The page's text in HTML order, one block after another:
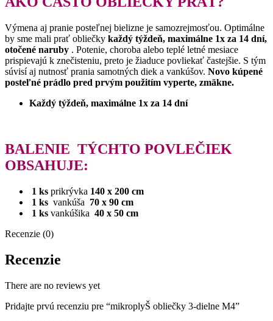
Výmena aj pranie posteľnej bielizne je samozrejmosťou. Optimálne
by sme mali prať obliečky každý týždeň, maximálne 1x za 14 dní,
otočené naruby . Potenie, choroba alebo teplé letné mesiace
prispievajú k znečisteniu, preto je žiaduce povliekať častejšie. S tým
súvisí aj nutnosť prania samotných diek a vankúšov. Novo kúpené
posteľné prádlo pred prvým použitím vyperte, zmäkne.
Každý týždeň, maximálne 1x za 14 dní
BALENIE TÝCHTO POVLEČIEK
OBSAHUJE:
1 ks prikrývka 140 x 200 cm
1 ks vankúša 70 x 90 cm
1 ks vankúšika 40 x 50 cm
Recenzie (0)
Recenzie
There are no reviews yet
Pridajte prvú recenziu pre “mikroplyŠ obliečky 3-dielne M4”